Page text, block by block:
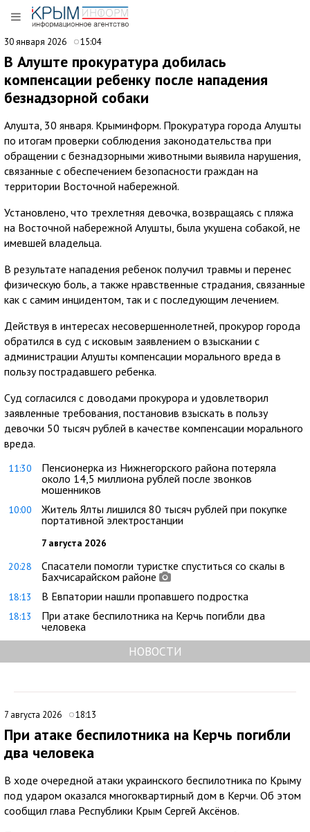
30 января 2026 15:04
В Алуште прокуратура добилась
компенсации ребенку после нападения
безнадзорной собаки
Алушта, 30 января. Крыминформ. Прокуратура города Алушты
по итогам проверки соблюдения законодательства при
обращении с безнадзорными животными выявила нарушения,
связанные с обеспечением безопасности граждан на
территории Восточной набережной.
Установлено, что трехлетняя девочка, возвращаясь с пляжа
на Восточной набережной Алушты, была укушена собакой, не
имевшей владельца.
В результате нападения ребенок получил травмы и перенес
физическую боль, а также нравственные страдания, связанные
как с самим инцидентом, так и с последующим лечением.
Действуя в интересах несовершеннолетней, прокурор города
обратился в суд с исковым заявлением о взыскании с
администрации Алушты компенсации морального вреда в
пользу пострадавшего ребенка.
Суд согласился с доводами прокурора и удовлетворил
заявленные требования, постановив взыскать в пользу
девочки 50 тысяч рублей в качестве компенсации морального
вреда.
11:30
Пенсионерка из Нижнегорского района потеряла
около 14,5 миллиона рублей после звонков
мошенников
10:00
Житель Ялты лишился 80 тысяч рублей при покупке
портативной электростанции
7 августа 2026
20:28
Спасатели помогли туристке спуститься со скалы в
Бахчисарайском районе
18:13 В Евпатории нашли пропавшего подростка
18:13
При атаке беспилотника на Керчь погибли два
человека
НОВОСТИ
7 августа 2026 18:13
При атаке беспилотника на Керчь погибли
два человека
В ходе очередной атаки украинского беспилотника по Крыму
под ударом оказался многоквартирный дом в Керчи. Об этом
сообщил глава Республики Крым Сергей Аксёнов.